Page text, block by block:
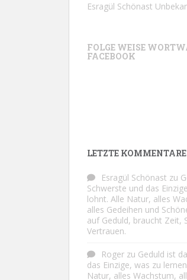
Esragül Schönast
FOLGE WEISE
FACEBOOK
LETZTE KOMMENTARE
Esragül Schönast zu
Schwerste und das
lohnt. Alle Natur, alles
alles Gedeihen und
auf Geduld, braucht Zeit,
Vertrauen.
Roger zu Geduld ist
das Einzige, was zu
Natur, alles Wachstum,